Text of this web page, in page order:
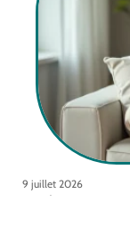
9 juillet 2026
Medicys Blog :